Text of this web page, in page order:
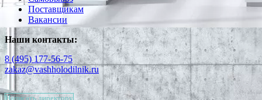
Поставщикам
Вакансии
Наши контакты:
8 (495) 177-56-75
zakaz@vashholodilnik.ru
Написать директору